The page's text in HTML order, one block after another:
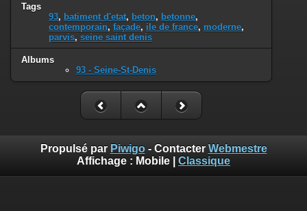
Tags
93, batiment d'etat, beton, betonne,
contemporain, façade, ile de france, moderne,
parvis, seine saint denis
Albums
93 - Seine-St-Denis
Propulsé par Piwigo- Contacter Webmestre
Affichage : Mobile Classique